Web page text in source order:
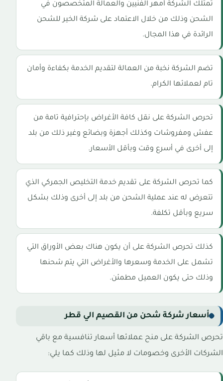
تمتلك الشركة أمهر الفنيين والعمالة المتخصصون في
الشحن وذلك من خلال الاعتماد على شركة الخير للشحن
الرائدة في هذا المجال.
تضم الشركة نخبة من العمالة لتقديم الخدمة بكفاءة وأمان
تام لعملائها الكرام.
تحرص الشركة على نقل كافة الأغراض بإحترافية تامة من
عفش ومفروشات وكذلك أجهزة وبضائع وغير ذلك من بلد
إلى أخرى في أسرع وقت وبأقل الأسعار.
كما تحرص الشركة على تقديم خدمة التخليص الجمركي الذي
تتعرض له عند عملية الشحن من بلد إلى أخرى وذلك بشكل
سريع وبأقل تكلفة.
كذلك تحرص الشركة على أن يكون هناك بعض الأوراق التي
تشمل على الخدمة وسعرها والأغراض التي يتم شحنها
وذلك حتى يكون العميل مطمئن.
أسعار شركة شحن من القصيم الي قطر
تحرص الشركة على منح عملائها أسعار تنافسية مع باقي
الشركات الأخرى وخصومات لا مثيل لها وذلك كما يلي: